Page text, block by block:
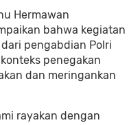
Hermawan
bahwa kegiatan
pengabdian Polri
penegakan
dan meringankan
rayakan dengan